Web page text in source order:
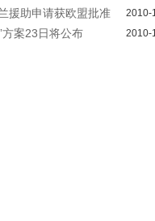
援助申请获欧盟批准 2010-
方案23日将公布 2010-